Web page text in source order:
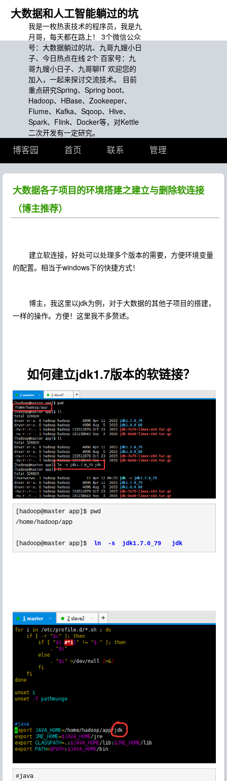
大数据和人工智能躺过的坑
我是一枚热衷技术的程序员，我是九
月哥，每天都在路上！ 3个微信公众
号：大数据躺过的坑、九哥九嫂小日
子、今日热点在线 2个 百家号：九
哥九嫂小日子、九哥聊IT 欢迎您的
加入，一起来探讨交流技术。 目前
重点研究Spring、Spring boot、
Hadoop、HBase、Zookeeper、
Flume、Kafka、Sqoop、Hive、
Spark、Flink、Docker等，对Kettle
二次开发有一定研究。
博客园 首页 联系 管理
大数据各子项目的环境搭建之建立与删除软连接
（博主推荐）
建立软连接，好处可以处理多个版本的需要，方便环境变量
的配置。相当于windows下的快捷方式！
博主，我这里以jdk为例，对于大数据的其他子项目的搭建，
一样的操作。方便！这里我不多赘述。
如何建立jdk1.7版本的软链接？
[hadoop@master app]$ pwd
/home/hadoop/app
[hadoop@master app]$ ln  -s  jdk1.7.0_79   jdk
#java